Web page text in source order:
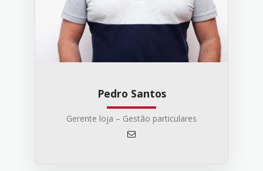
Pedro Santos
Gerente loja – Gestão particulares